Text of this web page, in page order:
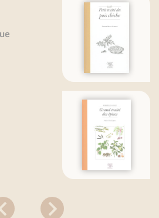
Petit traité du pois chiche
Gran tratado de las especias